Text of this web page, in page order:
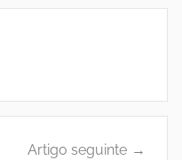
Artigo seguinte